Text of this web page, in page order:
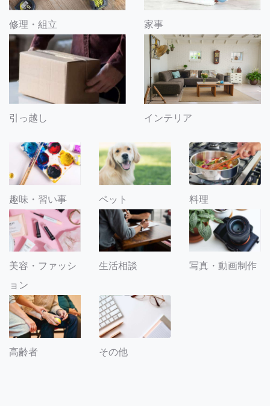
修理・組立 家事
引っ越し インテリア
趣味・習い事 ペット 料理
美容・ファッシ
ョン
生活相談 写真・動画制作
高齢者 その他